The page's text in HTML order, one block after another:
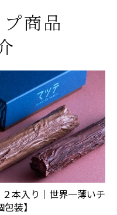
商品
本入り｜世界一薄いチ
装】